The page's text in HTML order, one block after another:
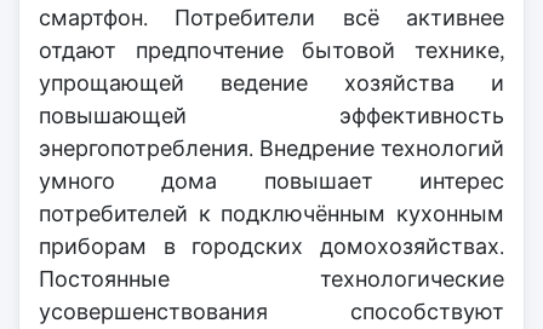
смартфон. Потребители всё активнее
отдают предпочтение бытовой технике,
упрощающей ведение хозяйства и
повышающей эффективность
энергопотребления. Внедрение технологий
умного дома повышает интерес
потребителей к подключённым кухонным
приборам в городских домохозяйствах.
Постоянные технологические
усовершенствования способствуют